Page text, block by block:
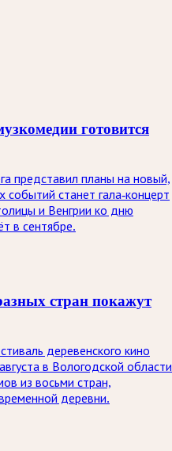
готовится
представил планы на новый,
событий станет гала-концерт
и Венгрии ко дню
в сентябре.
стран покажут
деревенского кино
в Вологодской
из восьми стран,
деревни.